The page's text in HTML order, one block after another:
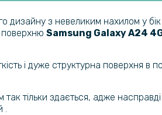
з невеликим нахилом у бік
поверхню Samsung Galaxy A24
і дуже структурна поверхня в
тільки здається, адже